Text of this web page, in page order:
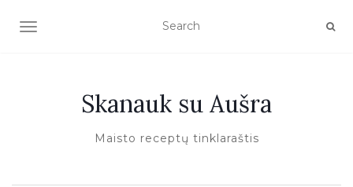
TOGGLE NAVIGATION
Skanauk su Aušra
Maisto receptų tinklaraštis